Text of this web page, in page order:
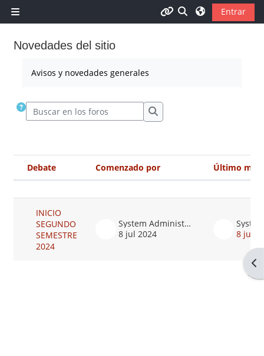
Panel lateralCURSOS
profile,moodle
grades,grades
privatefiles,moodle
reports,core_reportbuilder
Selector de
Entrar
Novedades del sitio
Avisos y novedades generales
Buscar en los foros
Buscar en los foros
Estado
Debate Comenzado por Último
INICIO
SEGUNDO
SEMESTRE
2024
System Administrator
8 jul 2024
8 jul